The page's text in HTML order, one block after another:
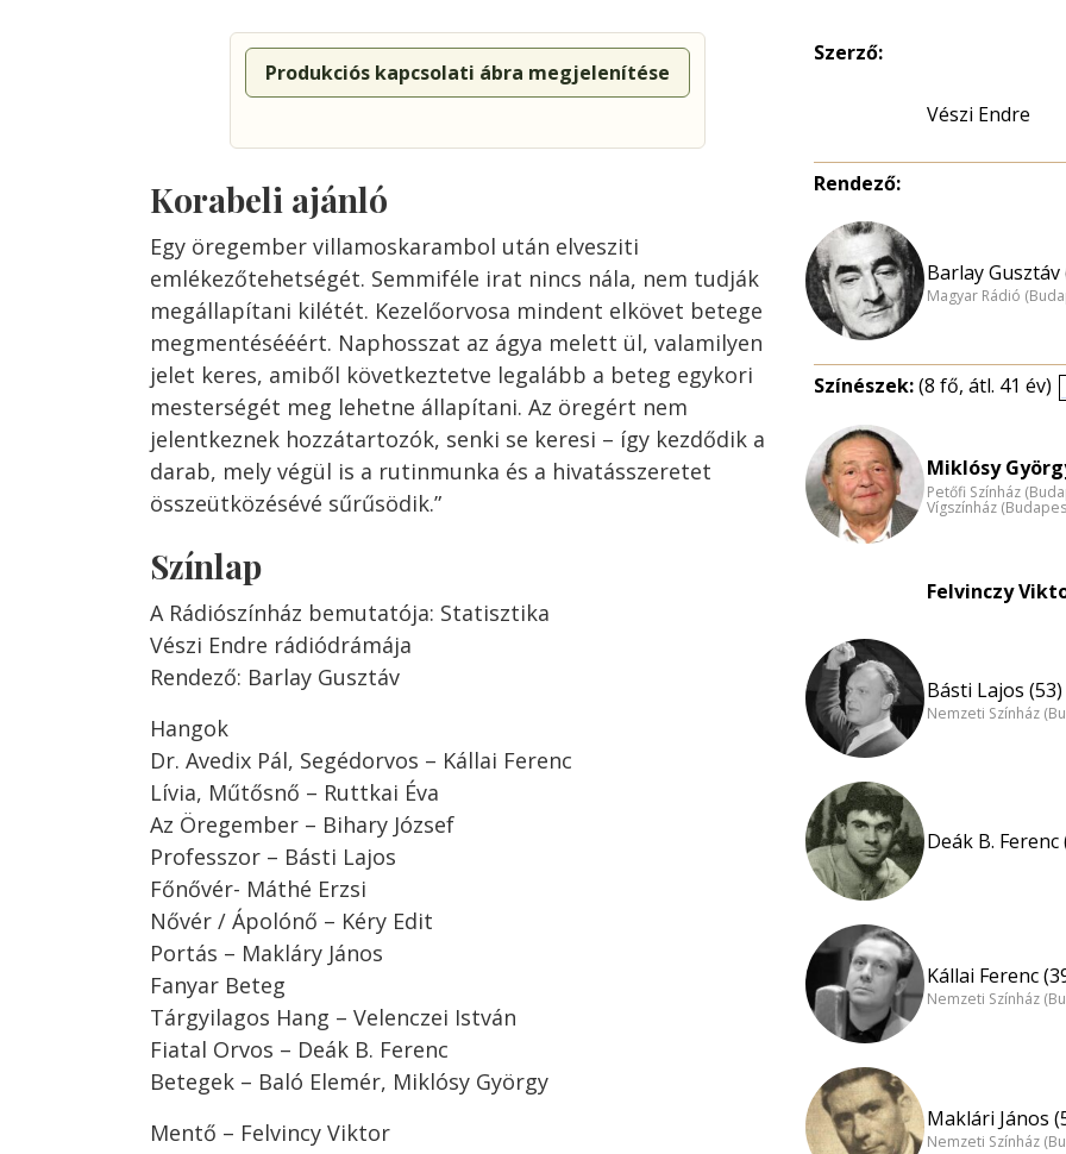
Produkciós kapcsolati ábra megjelenítése
Korabeli ajánló
Egy öregember villamoskarambol után elvesziti
emlékezőtehetségét. Semmiféle irat nincs nála, nem tudják
megállapítani kilétét. Kezelőorvosa mindent elkövet betege
megmentésééért. Naphosszat az ágya melett ül, valamilyen
jelet keres, amiből következtetve legalább a beteg egykori
mesterségét meg lehetne állapítani. Az öregért nem
jelentkeznek hozzátartozók, senki se keresi – így kezdődik a
darab, mely végül is a rutinmunka és a hivatásszeretet
összeütközésévé sűrűsödik.”
Színlap
A Rádiószínház bemutatója: Statisztika
Vészi Endre rádiódrámája
Rendező: Barlay Gusztáv
Hangok
Dr. Avedix Pál, Segédorvos – Kállai Ferenc
Lívia, Műtősnő – Ruttkai Éva
Az Öregember – Bihary József
Professzor – Básti Lajos
Főnővér- Máthé Erzsi
Nővér / Ápolónő – Kéry Edit
Portás – Makláry János
Fanyar Beteg
Tárgyilagos Hang – Velenczei István
Fiatal Orvos – Deák B. Ferenc
Betegek – Baló Elemér, Miklósy György
Mentő – Felvincy Viktor
Szerző:
Vészi Endre
Rendező:
Barlay Gusztáv
Magyar Rádió
Színészek:(8 fő, átl. 41 év)
Miklósy
Petőfi Színház
Vígszínház
Felvinczy
Básti Lajos (53)
Nemzeti Színház
Deák B. Ferenc
Kállai Ferenc
Nemzeti Színház
Maklári János
Nemzeti Színház